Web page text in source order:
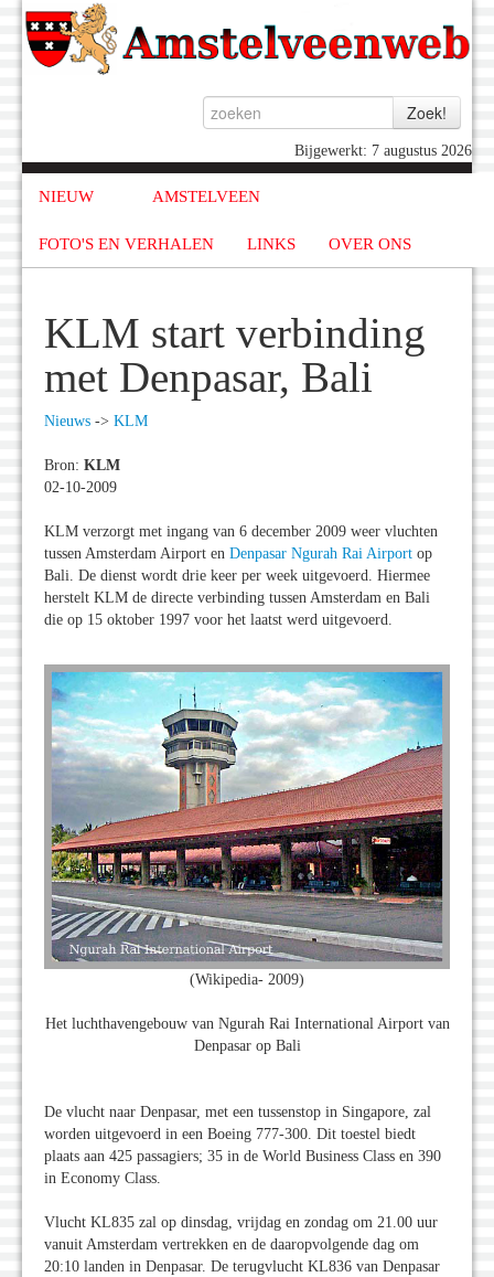
Bijgewerkt: 7 augustus 2026
NIEUW AMSTELVEEN
FOTO'S EN VERHALEN LINKS OVER ONS
KLM start verbinding
met Denpasar, Bali
Nieuws -> KLM
Bron: KLM
02-10-2009
KLM verzorgt met ingang van 6 december 2009 weer vluchten
tussen Amsterdam Airport en Denpasar Ngurah Rai Airport op
Bali. De dienst wordt drie keer per week uitgevoerd. Hiermee
herstelt KLM de directe verbinding tussen Amsterdam en Bali
die op 15 oktober 1997 voor het laatst werd uitgevoerd.
(Wikipedia- 2009)
Het luchthavengebouw van Ngurah Rai International Airport van
Denpasar op Bali
De vlucht naar Denpasar, met een tussenstop in Singapore, zal
worden uitgevoerd in een Boeing 777-300. Dit toestel biedt
plaats aan 425 passagiers; 35 in de World Business Class en 390
in Economy Class.
Vlucht KL835 zal op dinsdag, vrijdag en zondag om 21.00 uur
vanuit Amsterdam vertrekken en de daaropvolgende dag om
20:10 landen in Denpasar. De terugvlucht KL836 van Denpasar